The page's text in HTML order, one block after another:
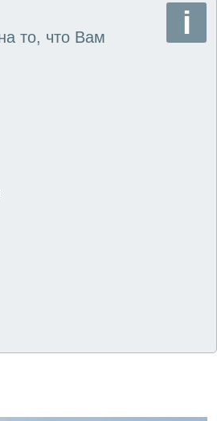
то, что Вам